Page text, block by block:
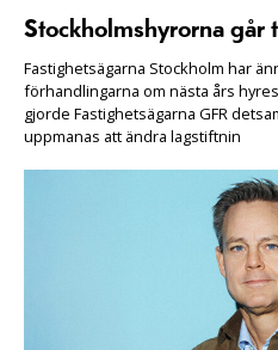
Stockholmshyrorna går
Fastighetsägarna Stockholm har
förhandlingarna om nästa års
gjorde Fastighetsägarna GFR
uppmanas att ändra lagstiftnin